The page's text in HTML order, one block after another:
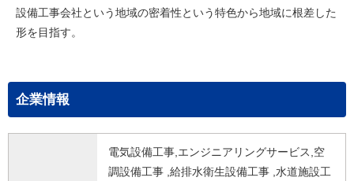
設備工事会社という地域の密着性という特色から地域に根差した
形を目指す。
企業情報
電気設備工事,エンジニアリングサービス,空
調設備工事 ,給排水衛生設備工事 ,水道施設工